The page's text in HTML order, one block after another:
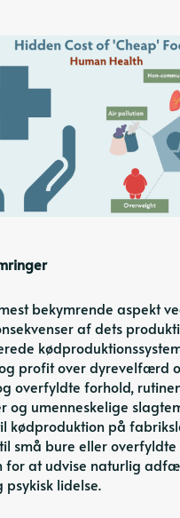
bekymrende aspekt
af dets
profit over dyrevelfærd
overfyldte forhold,
og umenneskelige
kødproduktion på
små bure eller
for at udvise naturlig
psykisk lidelse.